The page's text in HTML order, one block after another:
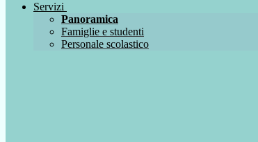
Servizi
Panoramica
Famiglie e studenti
Personale scolastico